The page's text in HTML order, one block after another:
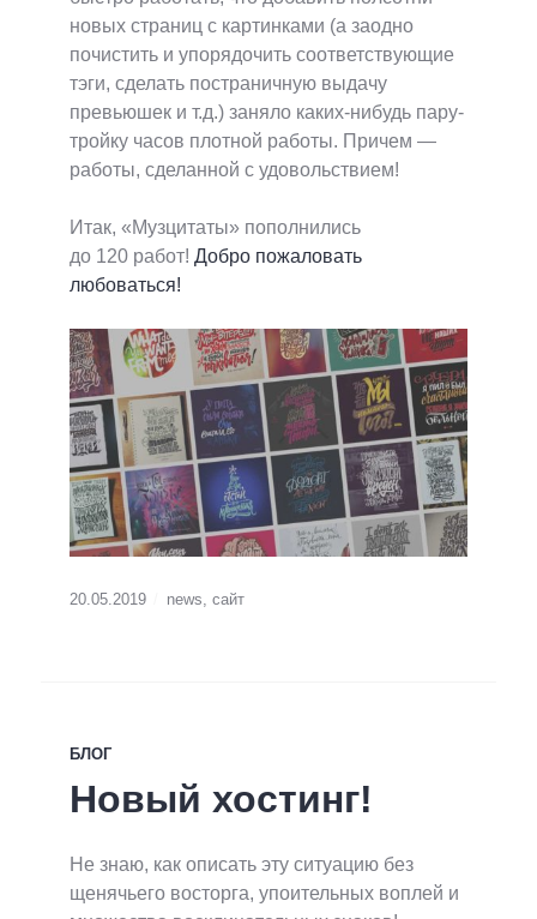
новых страниц с картинками (а заодно
почистить и упорядочить соответствующие
тэги, сделать постраничную выдачу
превьюшек и т.д.) заняло каких-нибудь пару-
тройку часов плотной работы. Причем —
работы, сделанной с удовольствием!
Итак, «Музцитаты» пополнились
до 120 работ! Добро пожаловать
любоваться!
20.05.2019 news, сайт
БЛОГ
Новый хостинг!
Не знаю, как описать эту ситуацию без
щенячьего восторга, упоительных воплей и